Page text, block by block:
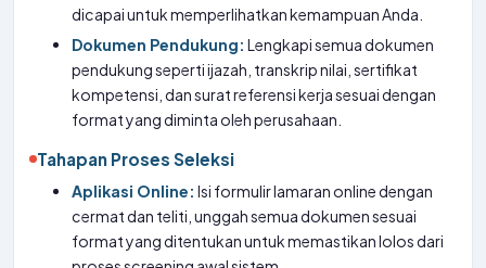
dicapai untuk memperlihatkan kemampuan Anda.
Dokumen Pendukung: Lengkapi semua dokumen
pendukung seperti ijazah, transkrip nilai, sertifikat
kompetensi, dan surat referensi kerja sesuai dengan
format yang diminta oleh perusahaan.
Tahapan Proses Seleksi
Aplikasi Online: Isi formulir lamaran online dengan
cermat dan teliti, unggah semua dokumen sesuai
format yang ditentukan untuk memastikan lolos dari